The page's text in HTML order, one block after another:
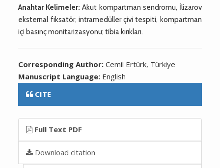
Anahtar Kelimeler: Akut kompartman sendromu, İlizarov
eksternal fiksatör, intramedüller çivi tespiti, kompartman
içi basınç monitarizasyonu; tibia kırıkları.
Corresponding Author:Cemil Ertürk, Türkiye
Manuscript Language: English
CITE
Full Text PDF
Download citation